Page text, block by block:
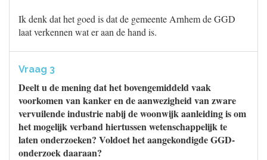
Ik denk dat het goed is dat de gemeente Arnhem de GGD
laat verkennen wat er aan de hand is.
Vraag 3
Deelt u de mening dat het bovengemiddeld vaak
voorkomen van kanker en de aanwezigheid van zware
vervuilende industrie nabij de woonwijk aanleiding is om
het mogelijk verband hiertussen wetenschappelijk te
laten onderzoeken? Voldoet het aangekondigde GGD-
onderzoek daaraan?